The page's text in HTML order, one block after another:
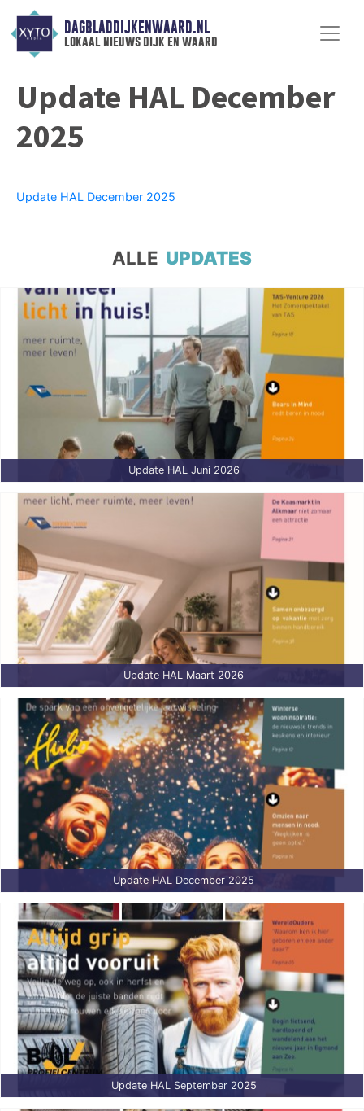
DAGBLADDIJKENWAARD.NL
lokaal nieuws dijk en waard
Update HAL December
2025
Update HAL December 2025
ALLE UPDATES
Update HAL Juni 2026
Update HAL Maart 2026
Update HAL December 2025
Update HAL September 2025